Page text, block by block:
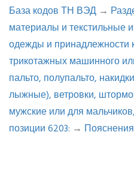
База кодов ТН ВЭД →
материалы и текстильные
одежды и принадлежности
трикотажных машинного
пальто, полупальто,
лыжные), ветровки,
мужские или для
позиции 6203: → Пояснения